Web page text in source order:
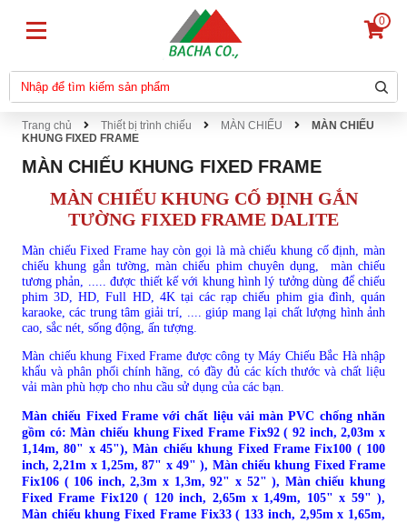
0
Trang chủ Thiết bị trình chiếu MÀN CHIẾU
MÀN CHIẾU
KHUNG FIXED FRAME
MÀN CHIẾU KHUNG FIXED FRAME
MÀN CHIẾU KHUNG CỐ ĐỊNH GẮN
TƯỜNG FIXED FRAME DALITE
Màn chiếu Fixed Frame hay còn gọi là mà chiếu khung cố định, màn
chiếu khung gắn tường, màn chiếu phim chuyên dụng, màn chiếu
tương phản, ..... được thiết kế với khung hình lý tưởng dùng để chiếu
phim 3D, HD, Full HD, 4K tại các rạp chiếu phim gia đình, quán
karaoke, các trung tâm giải trí, .... giúp mang lại chất lượng hình ảnh
cao, sắc nét, sống động, ấn tượng.
Màn chiếu khung Fixed Frame được công ty Máy Chiếu Bắc Hà nhập
khẩu và phân phối chính hãng, có đầy đủ các kích thước và chất liệu
vải màn phù hợp cho nhu cầu sử dụng của các bạn.
Màn chiếu Fixed Frame với chất liệu vải màn PVC chống nhăn
gồm có: Màn chiếu khung Fixed Frame Fix92 ( 92 inch, 2,03m x
1,14m, 80" x 45"), Màn chiếu khung Fixed Frame Fix100 ( 100
inch, 2,21m x 1,25m, 87" x 49" ), Màn chiếu khung Fixed Frame
Fix106 ( 106 inch, 2,3m x 1,3m, 92" x 52" ), Màn chiếu khung
Fixed Frame Fix120 ( 120 inch, 2,65m x 1,49m, 105" x 59" ),
Màn chiếu khung Fixed Frame Fix33 ( 133 inch, 2,95m x 1,65m,